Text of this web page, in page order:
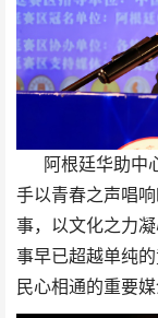
阿根廷华助中
手以青春之声唱
事，以文化之力
事早已超越单纯
民心相通的重要媒